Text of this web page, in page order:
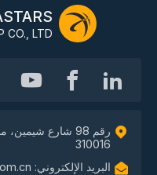
CO., LTD.
رقم 98 شارع
310016
البريد الإلكتروني: info@chinastars.com.cn